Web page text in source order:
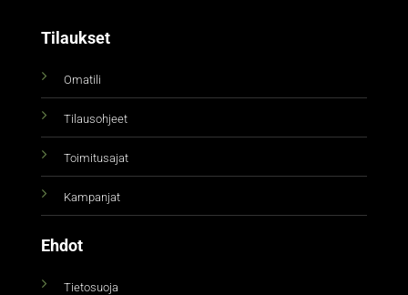
Tilaukset
Omatili
Tilausohjeet
Toimitusajat
Kampanjat
Ehdot
Tietosuoja